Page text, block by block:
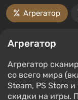
Агрегатор
Агрегатор
Агрегатор
со всего мира
Steam, PS Store
скидки на игры.